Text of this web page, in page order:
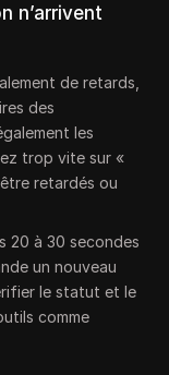
n’arrivent
de retards,
des
les
trop vite sur «
retardés ou
20 à 30 secondes
un nouveau
le statut et le
comme